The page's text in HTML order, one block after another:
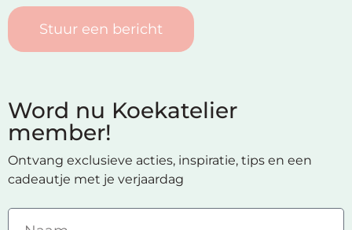
Stuur een bericht
Word nu Koekatelier
member!
Ontvang exclusieve acties, inspiratie, tips en een
cadeautje met je verjaardag